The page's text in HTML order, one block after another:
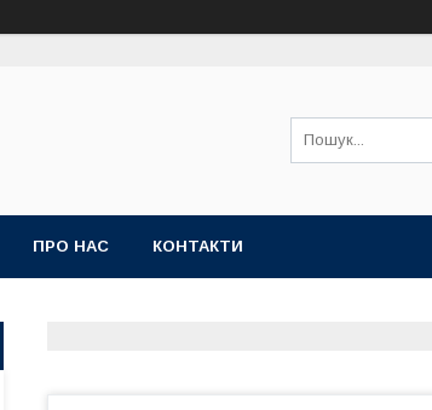
ПРО НАС КОНТАКТИ